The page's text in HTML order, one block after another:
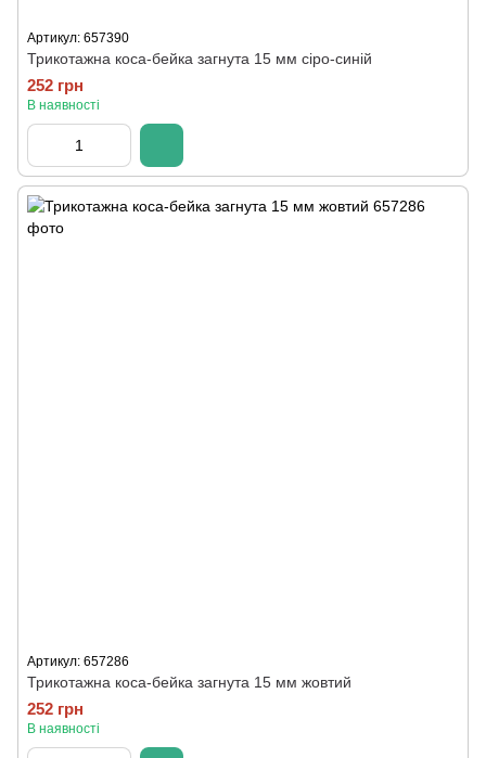
Артикул: 657390
Трикотажна коса-бейка загнута 15 мм сіро-синій
252 грн
В наявності
Артикул: 657286
Трикотажна коса-бейка загнута 15 мм жовтий
252 грн
В наявності